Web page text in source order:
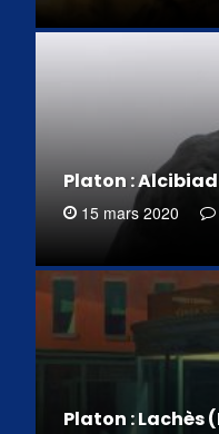
Platon :
15 mars 2020
Platon : Lachès